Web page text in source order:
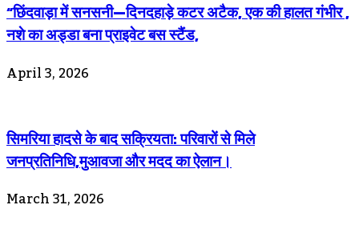
“छिंदवाड़ा में सनसनी—दिनदहाड़े कटर अटैक, एक की हालत गंभीर ,
नशे का अड्डा बना प्राइवेट बस स्टैंड,
April 3, 2026
सिमरिया हादसे के बाद सक्रियता: परिवारों से मिले
जनप्रतिनिधि,मुआवजा और मदद का ऐलान।
March 31, 2026